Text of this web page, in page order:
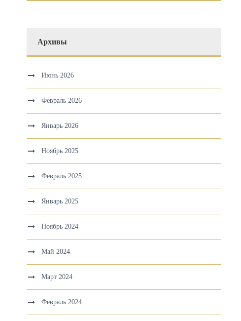
Архивы
Июнь 2026
Февраль 2026
Январь 2026
Ноябрь 2025
Февраль 2025
Январь 2025
Ноябрь 2024
Май 2024
Март 2024
Февраль 2024